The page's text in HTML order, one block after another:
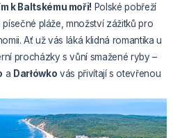
k Baltskému moři! Polské pobřeží
pláže, množství zážitků pro
Ať už vás láká klidná romantika u
procházky s vůní smažené ryby –
a Darłówko vás přivítají s otevřenou